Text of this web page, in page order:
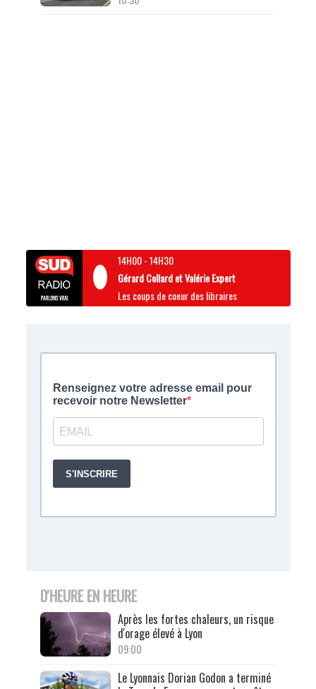
14H00-14H30
Gérard Collard et Valérie Expert
Les coups de coeur des libraires
D'HEURE EN HEURE
Après les fortes chaleurs, un risque
d'orage élevé à Lyon
09:00
Le Lyonnais Dorian Godon a terminé